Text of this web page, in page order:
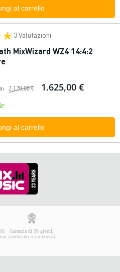
al carrello
3 Valutazioni
MixWizard WZ4 14:4:2
2.129,00 € 1.625,00 €
al carrello
Garanzia di 30 giorni,
soddisfatti o rimborsati